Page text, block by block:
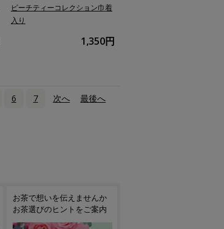
ピーチティーコレクション巾着
入り
1,350円
6 7 次へ 最後へ
季節のご挨拶や日頃の感謝
を込めて 夏の贈りもの